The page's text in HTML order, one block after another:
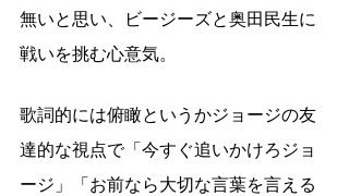
無いと思い、ビージーズと奥田民生に
戦いを挑む心意気。
歌詞的には俯瞰というかジョージの友
達的な視点で「今すぐ追いかけろジョ
ージ」「お前なら大切な言葉を言える